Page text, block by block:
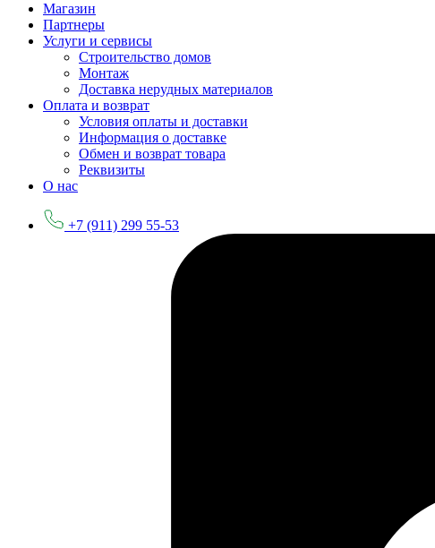
Магазин
Партнеры
Услуги и сервисы
Строительство домов
Монтаж
Доставка нерудных материалов
Оплата и возврат
Условия оплаты и доставки
Информация о доставке
Обмен и возврат товара
Реквизиты
О нас
+7 (911) 299 55-53